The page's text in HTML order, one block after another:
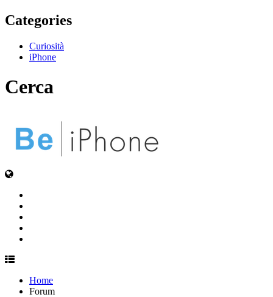
Categories
Curiosità
iPhone
Cerca
Home
Forum